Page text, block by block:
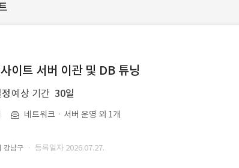
이트 서버 이관 및 DB 튜닝
예상 기간 30일
네트워크ㆍ서버 운영 외 1개
강남구 · 등록일자 2026.07.27.